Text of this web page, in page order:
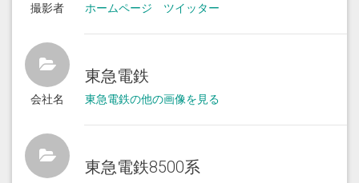
撮影者 ホームページ ツイッター
会社名
東急電鉄
東急電鉄の他の画像を見る
東急電鉄8500系